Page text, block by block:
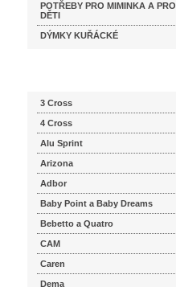
POTŘEBY PRO MIMINKA A PRO
DĚTI
DÝMKY KUŘÁCKÉ
3 Cross
4 Cross
Alu Sprint
Arizona
Adbor
Baby Point a Baby Dreams
Bebetto a Quatro
CAM
Caren
Dema